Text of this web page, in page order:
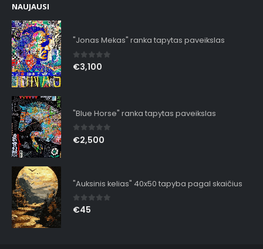
NAUJAUSI
"Jonas Mekas" ranka tapytas paveikslas
0out of 5
€3,100
"Blue Horse" ranka tapytas paveikslas
0out of 5
€2,500
"Auksinis kelias" 40x50 tapyba pagal skaičius
0out of 5
€45